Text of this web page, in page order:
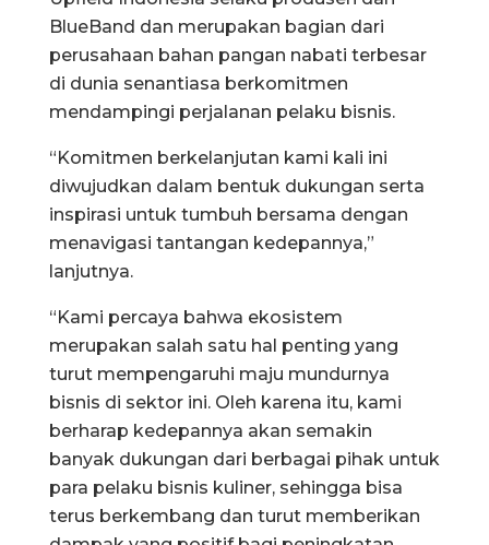
BlueBand dan merupakan bagian dari
perusahaan bahan pangan nabati terbesar
di dunia senantiasa berkomitmen
mendampingi perjalanan pelaku bisnis.
“Komitmen berkelanjutan kami kali ini
diwujudkan dalam bentuk dukungan serta
inspirasi untuk tumbuh bersama dengan
menavigasi tantangan kedepannya,”
lanjutnya.
“Kami percaya bahwa ekosistem
merupakan salah satu hal penting yang
turut mempengaruhi maju mundurnya
bisnis di sektor ini. Oleh karena itu, kami
berharap kedepannya akan semakin
banyak dukungan dari berbagai pihak untuk
para pelaku bisnis kuliner, sehingga bisa
terus berkembang dan turut memberikan